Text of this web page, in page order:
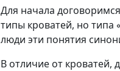
Для начала
типы кроватей, но типа
люди эти понятия
В отличие от кроватей,